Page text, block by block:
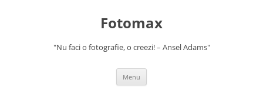
Fotomax
"Nu faci o fotografie, o creezi! – Ansel Adams"
Menu